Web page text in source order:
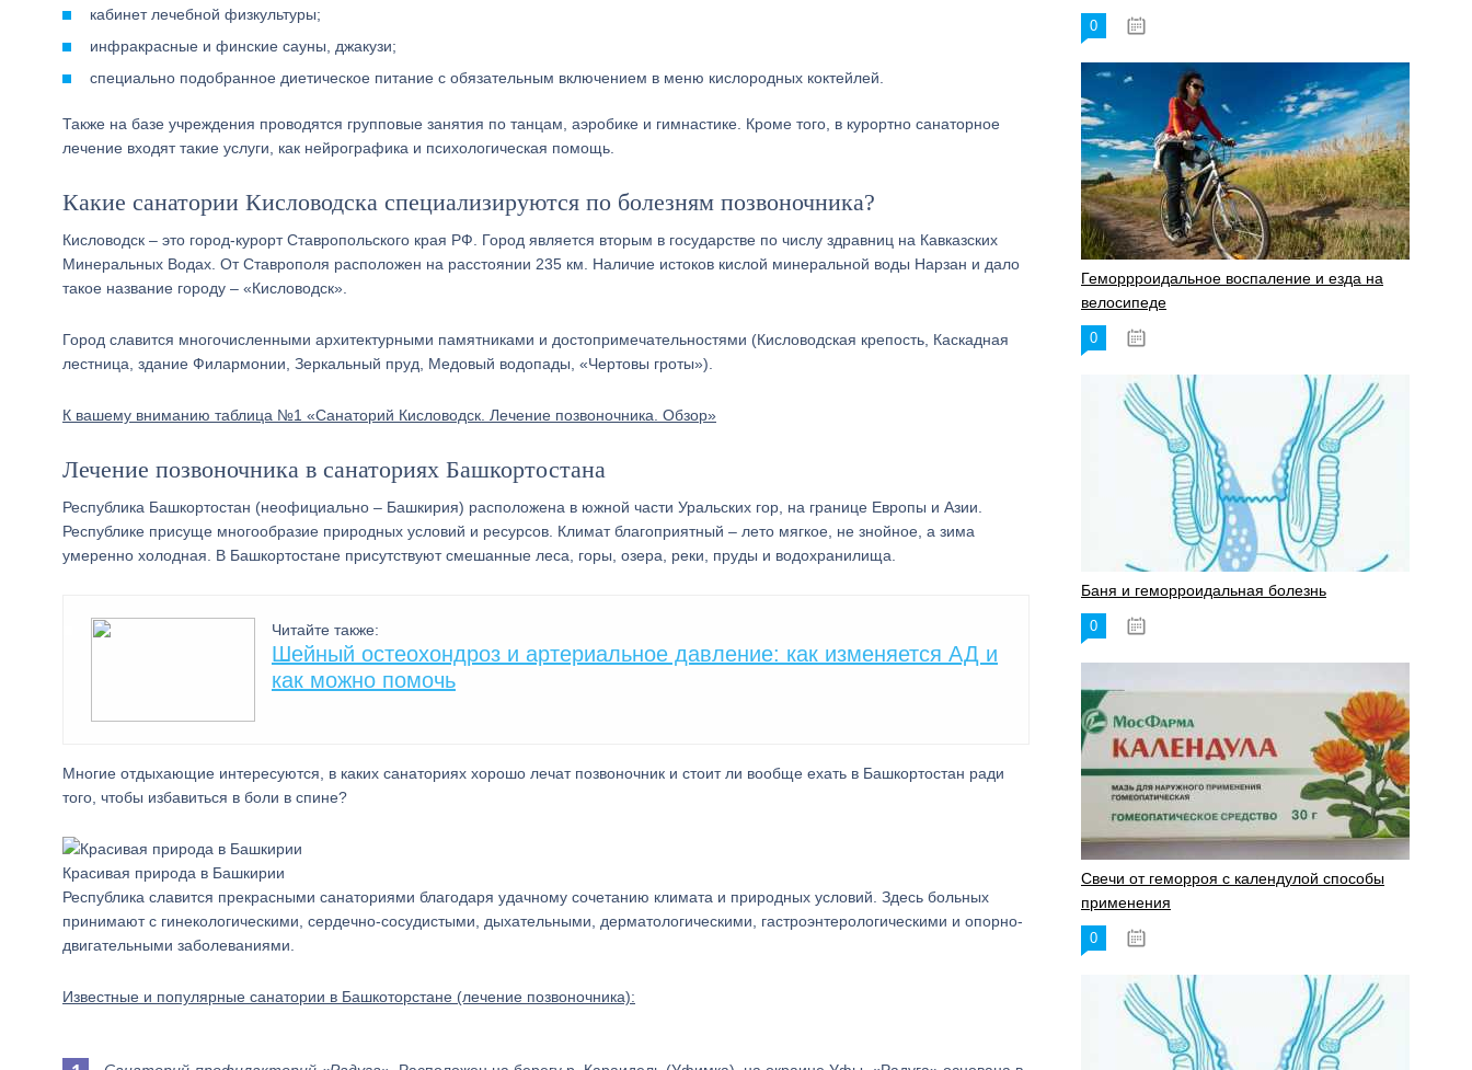
кабинет лечебной физкультуры;
инфракрасные и финские сауны, джакузи;
специально подобранное диетическое питание с обязательным включением в меню кислородных коктейлей.
Также на базе учреждения проводятся групповые занятия по танцам, аэробике и гимнастике. Кроме того, в курортно санаторное
лечение входят такие услуги, как нейрографика и психологическая помощь.
Какие санатории Кисловодска специализируются по болезням позвоночника?
Кисловодск – это город-курорт Ставропольского края РФ. Город является вторым в государстве по числу здравниц на Кавказских
Минеральных Водах. От Ставрополя расположен на расстоянии 235 км. Наличие истоков кислой минеральной воды Нарзан и дало
такое название городу – «Кисловодск».
Город славится многочисленными архитектурными памятниками и достопримечательностями (Кисловодская крепость, Каскадная
лестница, здание Филармонии, Зеркальный пруд, Медовый водопады, «Чертовы гроты»).
К вашему вниманию таблица №1 «Санаторий Кисловодск. Лечение позвоночника. Обзор»
Лечение позвоночника в санаториях Башкортостана
Республика Башкортостан (неофициально – Башкирия) расположена в южной части Уральских гор, на границе Европы и Азии.
Республике присуще многообразие природных условий и ресурсов. Климат благоприятный – лето мягкое, не знойное, а зима
умеренно холодная. В Башкортостане присутствуют смешанные леса, горы, озера, реки, пруды и водохранилища.
Читайте также:
Шейный остеохондроз и артериальное давление: как изменяется АД и
как можно помочь
Многие отдыхающие интересуются, в каких санаториях хорошо лечат позвоночник и стоит ли вообще ехать в Башкортостан ради
того, чтобы избавиться в боли в спине?
Красивая природа в Башкирии
Республика славится прекрасными санаториями благодаря удачному сочетанию климата и природных условий. Здесь больных
принимают с гинекологическими, сердечно-сосудистыми, дыхательными, дерматологическими, гастроэнтерологическими и опорно-
двигательными заболеваниями.
Известные и популярные санатории в Башкоторстане (лечение позвоночника):
0
Геморрроидальное воспаление и езда на
велосипеде
0
Баня и геморроидальная болезнь
0
Свечи от геморроя с календулой способы
применения
0